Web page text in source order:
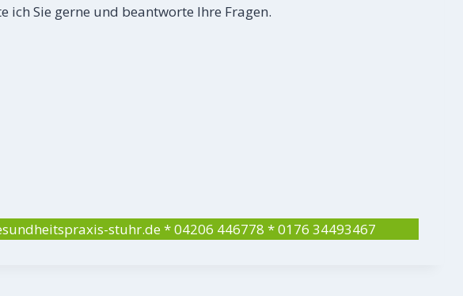
ich Sie gerne und beantworte Ihre Fragen.
stuhr.de * 04206 446778 * 0176 34493467